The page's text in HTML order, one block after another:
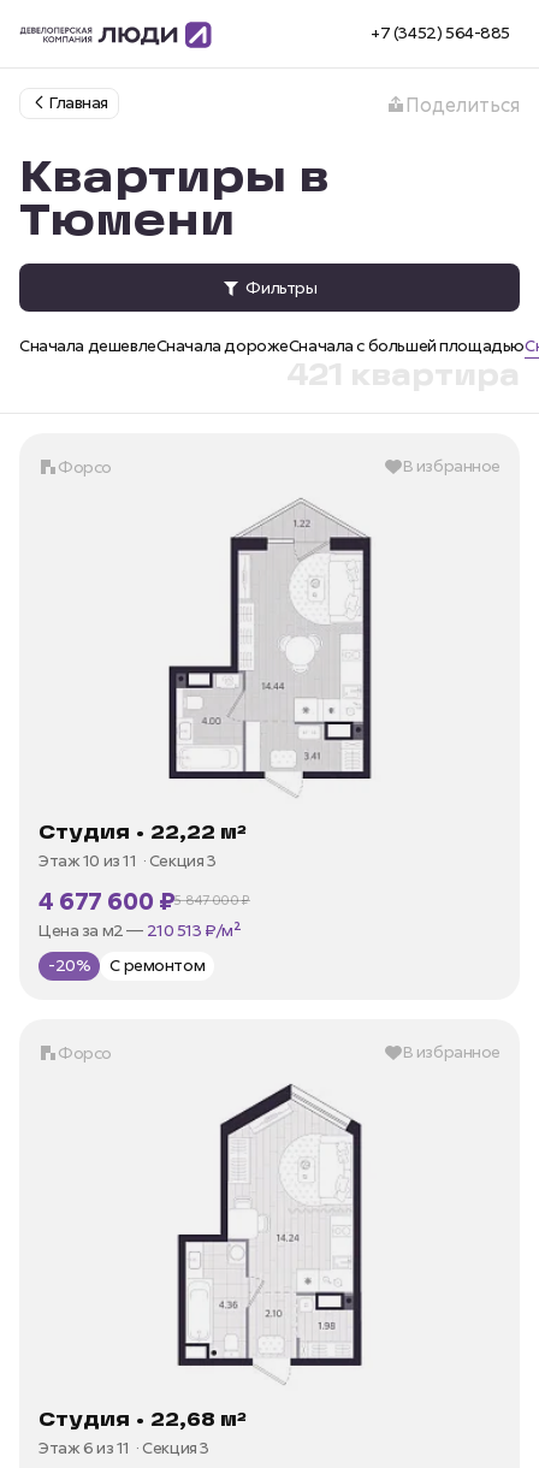
+7 (3452) 564-885
Главная Поделиться
Квартиры в
Тюмени
Фильтры
Сначала дешевлеСначала дорожеСначала с большей площадью
421 квартира
Форсо В избранное
Студия • 22,22 м²
Этаж 10 из 11 Секция 3
4 677 600 ₽5 847 000 ₽
В ипотеку —от 22 436 ₽/мес
Цена за м2 —
-20% С ремонтом
Форсо В избранное
Студия • 22,68 м²
Этаж 6 из 11 Секция 3